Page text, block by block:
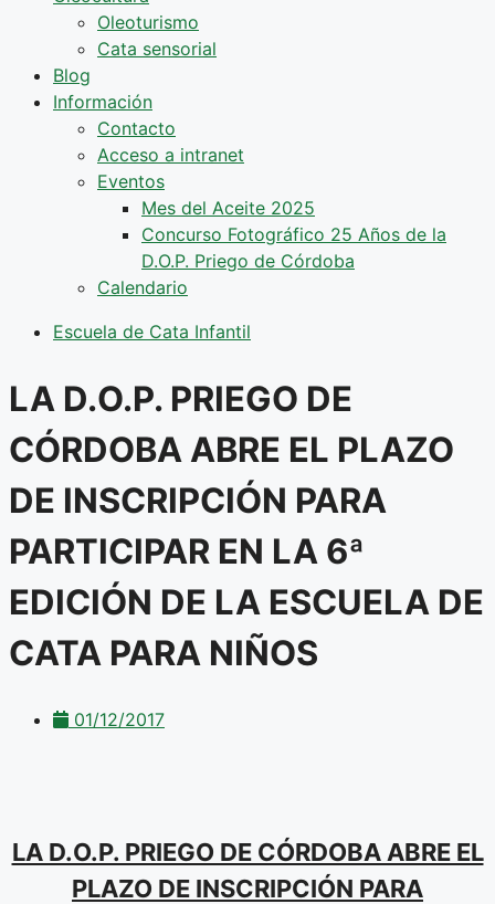
Oleoturismo
Cata sensorial
Blog
Información
Contacto
Acceso a intranet
Eventos
Mes del Aceite 2025
Concurso Fotográfico 25 Años de la
D.O.P. Priego de Córdoba
Calendario
Escuela de Cata Infantil
LA D.O.P. PRIEGO DE
CÓRDOBA ABRE EL PLAZO
DE INSCRIPCIÓN PARA
PARTICIPAR EN LA 6ª
EDICIÓN DE LA ESCUELA DE
CATA PARA NIÑOS
01/12/2017
LA D.O.P. PRIEGO DE CÓRDOBA ABRE EL
PLAZO DE INSCRIPCIÓN PARA